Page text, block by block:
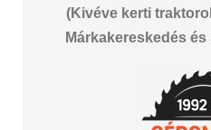
(Kivéve kerti
Márkakereskedés